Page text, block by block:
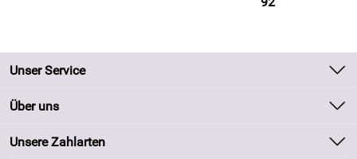
Unser Service
Kontakt
Kundeninformationen
Über uns
Unsere Bestseller
Unsere Zahlarten